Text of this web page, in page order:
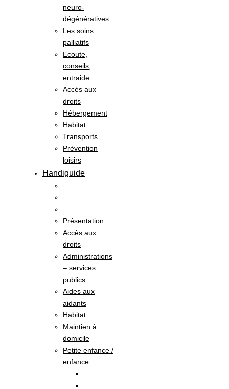
neuro-
dégénératives
Les soins
palliatifs
Ecoute,
conseils,
entraide
Accès aux
droits
Hébergement
Habitat
Transports
Prévention
loisirs
Handiguide
Présentation
Accès aux
droits
Administrations
– services
publics
Aides aux
aidants
Habitat
Maintien à
domicile
Petite enfance /
enfance